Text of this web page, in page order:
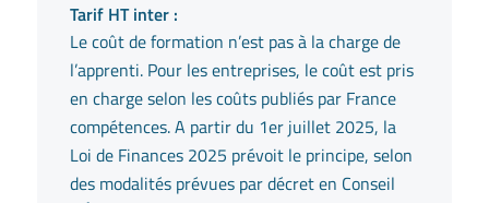
Tarif HT inter :
Le coût de formation n’est pas à la charge de
l’apprenti. Pour les entreprises, le coût est pris
en charge selon les coûts publiés par France
compétences. A partir du 1er juillet 2025, la
Loi de Finances 2025 prévoit le principe, selon
des modalités prévues par décret en Conseil